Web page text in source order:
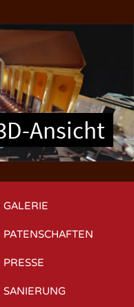
Ansicht
GALERIE
PATENSCHAFTEN
PRESSE
SANIERUNG